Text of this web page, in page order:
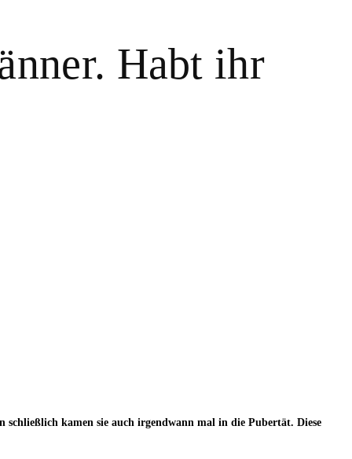
Habt ihr
kamen sie auch irgendwann mal in die Pubertät. Diese